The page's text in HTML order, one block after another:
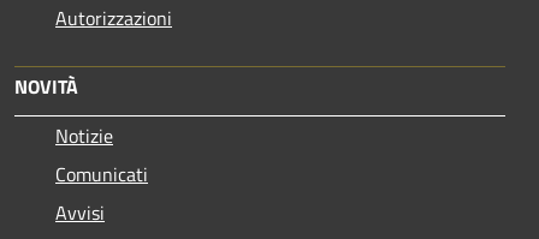
Autorizzazioni
NOVITÀ
Notizie
Comunicati
Avvisi